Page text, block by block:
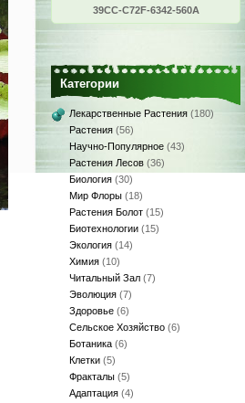
39CC-C72F-6342-560A
Категории
Лекарственные Растения (180)
Растения (56)
Научно-Популярное (43)
Растения Лесов (36)
Биология (30)
Мир Флоры (18)
Растения Болот (15)
Биотехнологии (15)
Экология (14)
Химия (10)
Читальный Зал (7)
Эволюция (7)
Здоровье (6)
Сельское Хозяйство (6)
Ботаника (6)
Клетки (5)
Фракталы (5)
Адаптация (4)